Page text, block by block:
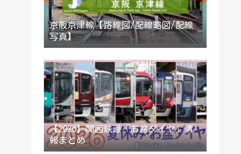
京阪京津線【路線図/配線略図/配線
写真】
【2026】関西鉄道「お盆ダイヤ」情
報まとめ